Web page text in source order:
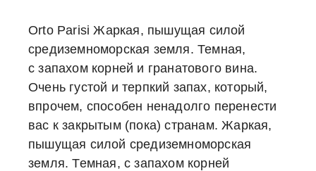
Orto Parisi Жаркая, пышущая силой
средиземноморская земля. Темная,
с запахом корней и гранатового вина.
Очень густой и терпкий запах, который,
впрочем, способен ненадолго перенести
вас к закрытым (пока) странам. Жаркая,
пышущая силой средиземноморская
земля. Темная, с запахом корней